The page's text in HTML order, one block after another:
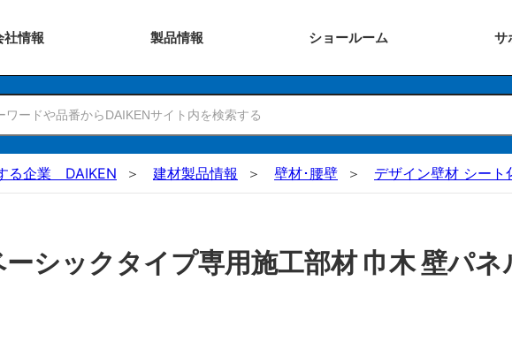
社情報 製品情報 ショールーム サ
る企業 DAIKEN 建材製品情報 壁材･腰壁 デザイン壁材 シート
シックタイプ専用施工部材 巾木 壁パ